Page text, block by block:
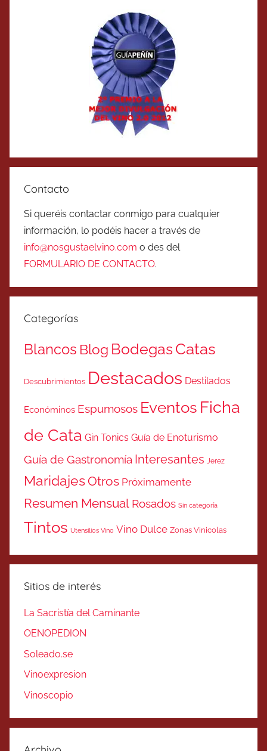
Contacto
Si queréis contactar conmigo para cualquier
información, lo podéis hacer a través de
info@nosgustaelvino.com o des del
FORMULARIO DE CONTACTO.
Categorías
Blancos Blog BodegasCatas
Descubrimientos Destacados Destilados
Económinos Espumosos Eventos Ficha
de Cata Gin Tonics Guía de Enoturismo
Guía de Gastronomía Interesantes Jerez
MaridajesOtros Próximamente
Resumen Mensual Rosados Sin categoría
Tintos Utensilios Vino Vino Dulce Zonas Vinicolas
Sitios de interés
La Sacristía del Caminante
OENOPEDION
Soleado.se
Vinoexpresion
Vinoscopio